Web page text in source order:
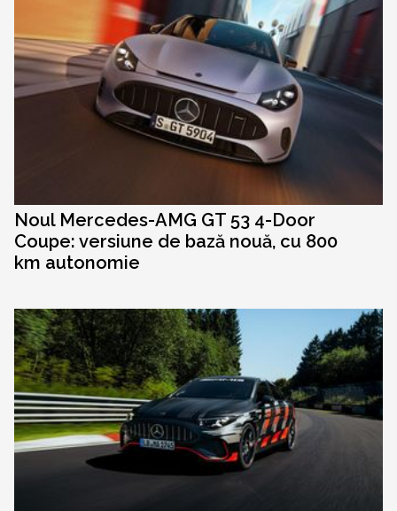
Noul Mercedes-AMG GT 53 4-Door
Coupe: versiune de bază nouă, cu 800
km autonomie